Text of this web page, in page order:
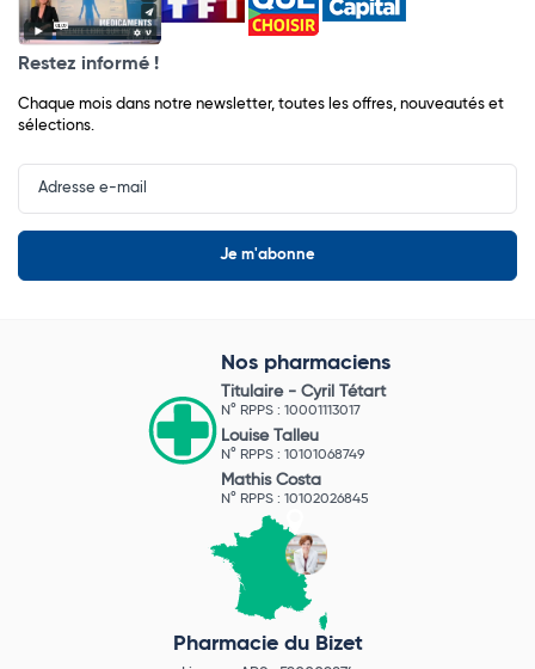
Restez informé !
Chaque mois dans notre newsletter, toutes les offres, nouveautés et
sélections.
Input
Newsletter
Nos pharmaciens
Titulaire - Cyril Tétart
N° RPPS : 10001113017
Louise Talleu
N° RPPS : 10101068749
Mathis Costa
N° RPPS : 10102026845
Pharmacie du Bizet